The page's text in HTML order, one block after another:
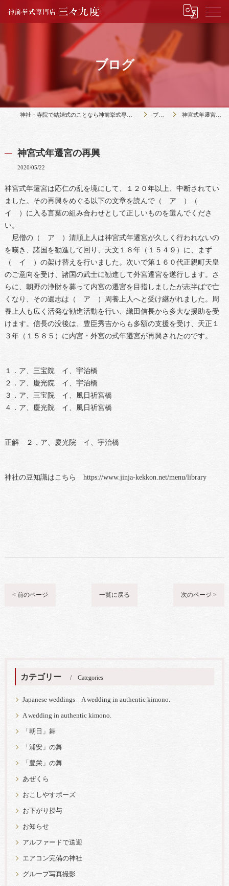
ブログ
神社・寺院で結婚式のことなら神前挙式専門店三々九度 ブログ 神宮式年遷宮の再興
神宮式年遷宮の再興
2020/05/22
神宮式年遷宮は応仁の乱を境にして、１２０年以上、中断されてい
ました。その再興をめぐる以下の文章を読んで（ ア ）（
イ ）に入る言葉の組み合わせとして正しいものを選んでくださ
い。
尼僧の（ ア ）清順上人は神宮式年遷宮が久しく行われないの
を嘆き、諸国を勧進して回り、天文１８年（１５４９）に、まず
（ イ ）の架け替えを行いました。次いで第１６０代正親町天皇
のご意向を受け、諸国の武士に勧進して外宮遷宮を遂行します。さ
らに、朝野の浄財を募って内宮の遷宮を目指しましたが志半ばで亡
くなり、その遺志は（ ア ）周養上人へと受け継がれました。周
養上人も広く活発な勧進活動を行い、織田信長から多大な援助を受
けます。信長の没後は、豊臣秀吉からも多額の支援を受け、天正１
３年（１５８５）に内宮・外宮の式年遷宮が再興されたのです。
１．ア、三宝院 イ、宇治橋
２．ア、慶光院 イ、宇治橋
３．ア、三宝院 イ、風日祈宮橋
４．ア、慶光院 イ、風日祈宮橋
正解 ２．ア、慶光院 イ、宇治橋
神社の豆知識はこちら https://www.jinja-kekkon.net/menu/library
< 前のページ 一覧に戻る 次のページ >
カテゴリー Categories
Japanese weddings A wedding in authentic kimono.
A wedding in authentic kimono.
「朝日」舞
「浦安」の舞
「豊栄」の舞
あぜくら
おこしやすポーズ
お下がり授与
お知らせ
アルファードで送迎
エアコン完備の神社
グループ写真撮影